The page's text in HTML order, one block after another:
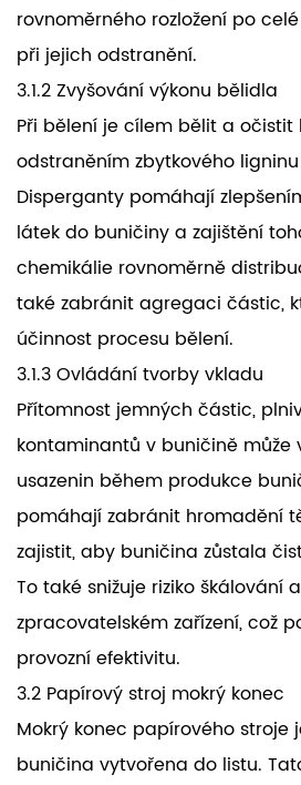
rovnoměrného rozložení po
při jejich odstranění.
3.1.2 Zvyšování výkonu bělidla
Při bělení je cílem bělit a očistit
odstraněním zbytkového
Disperganty pomáhají
látek do buničiny a zajištění
chemikálie rovnoměrně
také zabránit agregaci částic,
účinnost procesu bělení.
3.1.3 Ovládání tvorby vkladu
Přítomnost jemných částic,
kontaminantů v buničině může
usazenin během produkce
pomáhají zabránit hromadění
zajistit, aby buničina zůstala
To také snižuje riziko škálování
zpracovatelském zařízení, což
provozní efektivitu.
3.2 Papírový stroj mokrý konec
Mokrý konec papírového stroje
buničina vytvořena do listu.